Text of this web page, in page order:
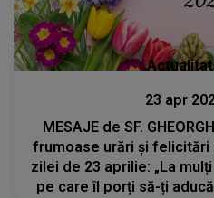
23 apr
MESAJE de SF.
frumoase urări și
zilei de 23 aprilie: „La
pe care îl porți să-ți